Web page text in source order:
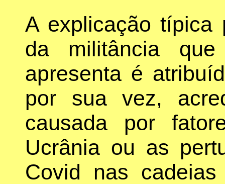
A explicação típica
da militância
apresenta é
por sua vez,
causada por
Ucrânia ou as
Covid nas